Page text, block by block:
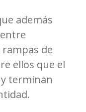
además
de
ellos que el
terminan